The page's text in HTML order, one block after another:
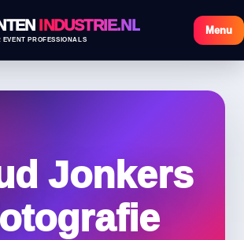
INDUSTRIE.NL
EVENT PROFESSIONALS
Menu
Jonkers